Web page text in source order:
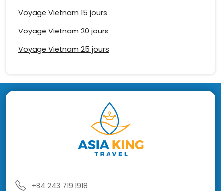
Voyage Vietnam 15 jours
Voyage Vietnam 20 jours
Voyage Vietnam 25 jours
+84 243 719 1918